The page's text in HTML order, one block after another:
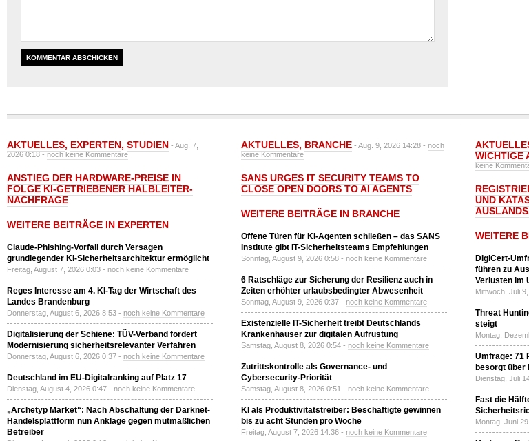
AKTUELLES, EXPERTEN, STUDIEN - Aug. 7,
2026 0:18 -noch keine Kommentare
ANSTIEG DER HARDWARE-PREISE IN
FOLGE KI-GETRIEBENER HALBLEITER-
NACHFRAGE
WEITERE BEITRÄGE IN EXPERTEN
Claude-Phishing-Vorfall durch Versagen
grundlegender KI-Sicherheitsarchitektur ermöglicht
Freitag, August 7, 2026 0:03 - noch keine Kommentare
Reges Interesse am 4. KI-Tag der Wirtschaft des
Landes Brandenburg
Donnerstag, August 6, 2026 8:53 - noch keine Kommentare
Digitalisierung der Schiene: TÜV-Verband fordert
Modernisierung sicherheitsrelevanter Verfahren
Donnerstag, August 6, 2026 0:37 - noch keine Kommentare
Deutschland im EU-Digitalranking auf Platz 17
Dienstag, August 4, 2026 0:47 - noch keine Kommentare
„Archetyp Market“: Nach Abschaltung der Darknet-
Handelsplattform nun Anklage gegen mutmaßlichen
Betreiber
AKTUELLES, BRANCHE - Aug. 9, 2026 14:28 - noch
keine Kommentare
SANS URGES IT SECURITY TEAMS TO
CLOSE OPEN DOORS TO AI AGENTS
WEITERE BEITRÄGE IN BRANCHE
Offene Türen für KI-Agenten schließen – das SANS
Institute gibt IT-Sicherheitsteams Empfehlungen
Sonntag, August 9, 2026 0:58 - noch keine Kommentare
6 Ratschläge zur Sicherung der Resilienz auch in
Zeiten erhöhter urlaubsbedingter Abwesenheit
Sonntag, August 9, 2026 0:37 - noch keine Kommentare
Existenzielle IT-Sicherheit treibt Deutschlands
Krankenhäuser zur digitalen Aufrüstung
Samstag, August 8, 2026 0:54 - noch keine Kommentare
Zutrittskontrolle als Governance- und
Cybersecurity-Priorität
Samstag, August 8, 2026 0:51 - noch keine Kommentare
KI als Produktivitätstreiber: Beschäftigte gewinnen
bis zu acht Stunden pro Woche
Freitag, August 7, 2026 14:36 - noch keine Kommentare
WICHTIGE
keine
UND
WEITERE
DigiCert-
führen zu
Verlusten im
Mittwoch, Juli
Threat
steigt
Montag,
Umfrage: 71
besorgt über
Dienstag, Juli
Fast die
Montag, Juni